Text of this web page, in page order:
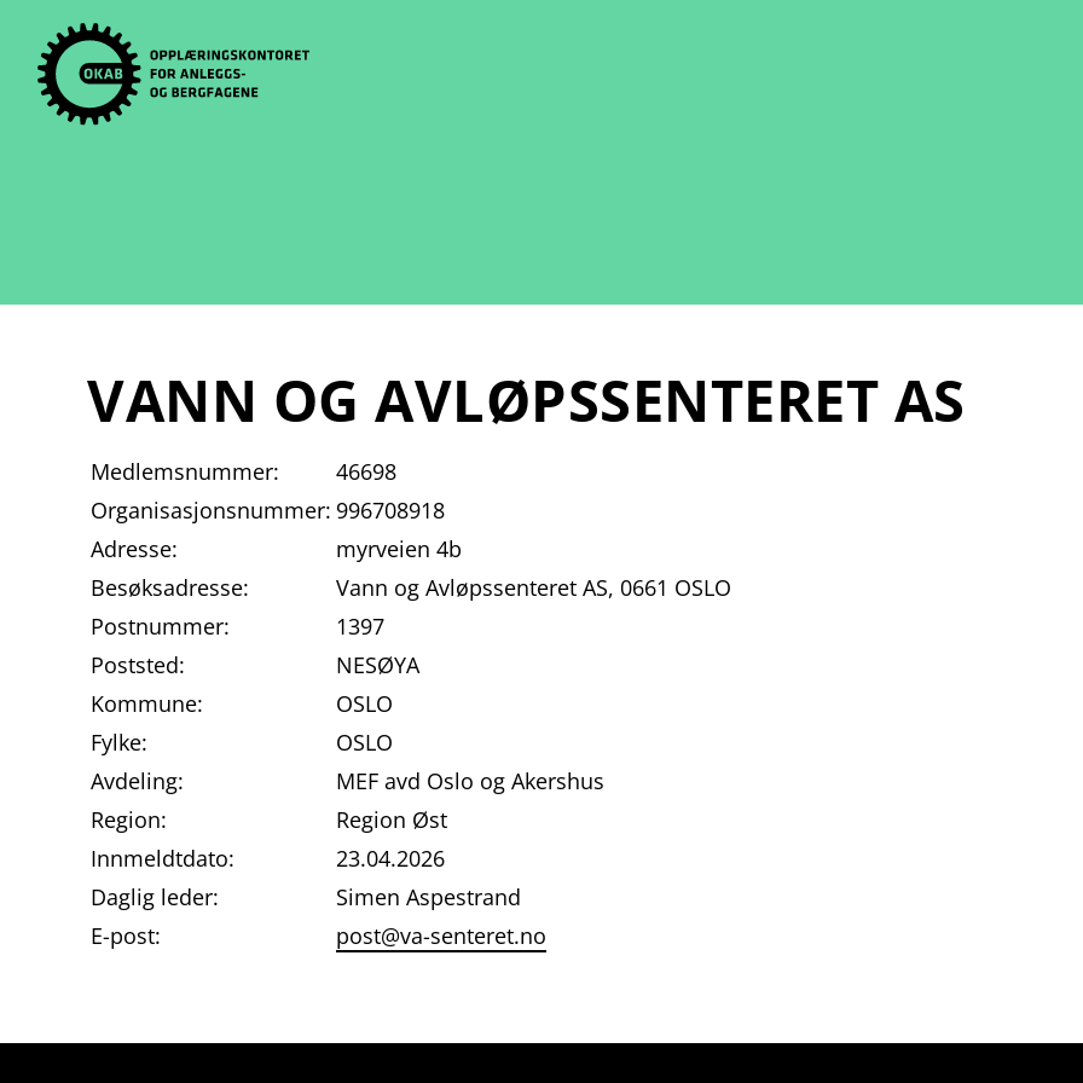
content
VANN OG AVLØPSSENTERET AS
Medlemsnummer:
46698
Organisasjonsnummer: 996708918
Adresse:
myrveien 4b
Besøksadresse:
Vann og Avløpssenteret AS, 0661 OSLO
Postnummer:
1397
Poststed:
NESØYA
Kommune:
OSLO
Fylke:
OSLO
Avdeling:
MEF avd Oslo og Akershus
Region:
Region Øst
Innmeldtdato:
23.04.2026
Daglig leder:
Simen Aspestrand
E-post:
post@va-senteret.no